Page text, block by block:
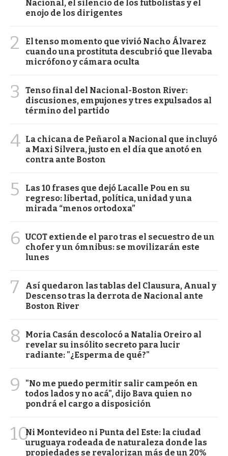
Nacional, el silencio de los futbolistas y el
enojo de los dirigentes
2
El tenso momento que vivió Nacho Álvarez
cuando una prostituta descubrió que llevaba
micrófono y cámara oculta
3
Tenso final del Nacional-Boston River:
discusiones, empujones y tres expulsados al
término del partido
4 La chicana de Peñarol a Nacional que incluyó
a Maxi Silvera, justo en el día que anotó en
contra ante Boston
5
Las 10 frases que dejó Lacalle Pou en su
regreso: libertad, política, unidad y una
mirada “menos ortodoxa”
6 UCOT extiende el paro tras el secuestro de un
chofer y un ómnibus: se movilizarán este
lunes
7
Así quedaron las tablas del Clausura, Anual y
Descenso tras la derrota de Nacional ante
Boston River
8
Moria Casán descolocó a Natalia Oreiro al
revelar su insólito secreto para lucir
radiante: "¿Esperma de qué?"
9
"No me puedo permitir salir campeón en
todos lados y no acá", dijo Bava quien no
pondrá el cargo a disposición
10Ni Montevideo ni Punta del Este: la ciudad
uruguaya rodeada de naturaleza donde las
propiedades se revalorizan más de un 20%